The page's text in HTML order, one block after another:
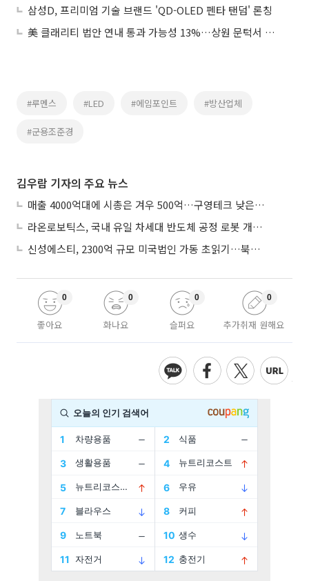
삼성D, 프리미엄 기술 브랜드 'QD-OLED 펜타 탠덤' 론칭
美 클래리티 법안 연내 통과 가능성 13%…상원 문턱서 제동
#루멘스 #LED #에임포인트 #방산업체
#군용조준경
김우람 기자의 주요 뉴스
매출 4000억대에 시총은 겨우 500억…구영테크 낮은 몸값에 저가 승계 마무리
라온로보틱스, 국내 유일 차세대 반도체 공정 로봇 개발 ‘고객사 테스트 진행’
신성에스티, 2300억 규모 미국법인 가동 초읽기…북미 ESS 공략 본격화
좋아요
0
화나요
0
슬퍼요
0
추가취재 원해요
0